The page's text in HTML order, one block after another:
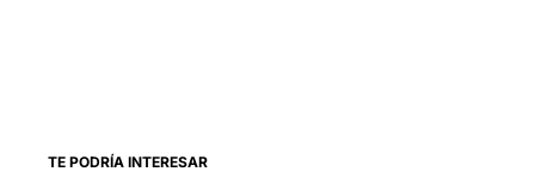
TE PODRÍA INTERESAR